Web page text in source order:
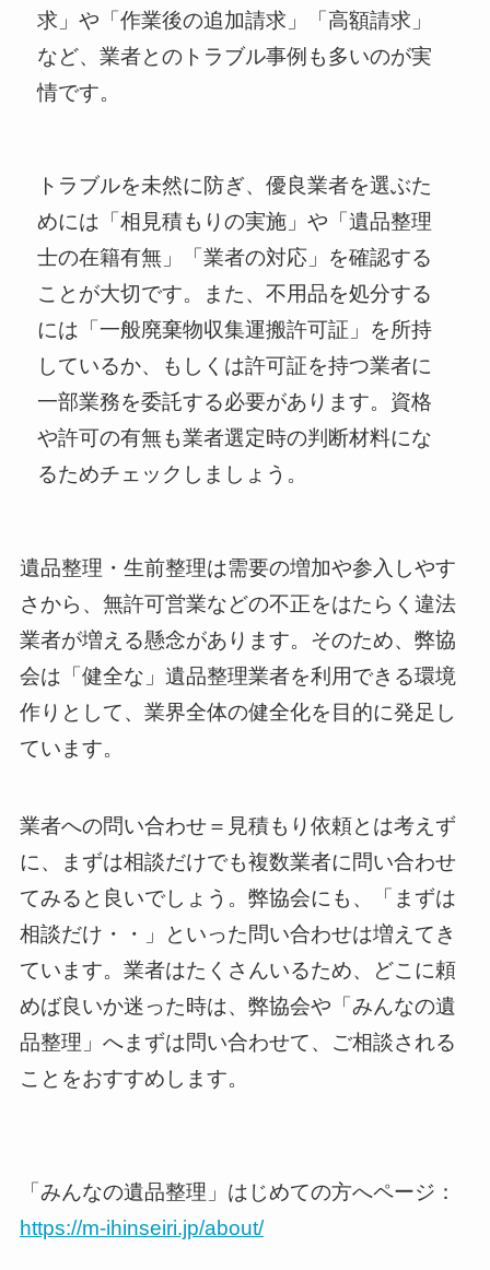
求」や「作業後の追加請求」「高額請求」
など、業者とのトラブル事例も多いのが実
情です。
トラブルを未然に防ぎ、優良業者を選ぶた
めには「相見積もりの実施」や「遺品整理
士の在籍有無」「業者の対応」を確認する
ことが大切です。また、不用品を処分する
には「一般廃棄物収集運搬許可証」を所持
しているか、もしくは許可証を持つ業者に
一部業務を委託する必要があります。資格
や許可の有無も業者選定時の判断材料にな
るためチェックしましょう。
遺品整理・生前整理は需要の増加や参入しやす
さから、無許可営業などの不正をはたらく違法
業者が増える懸念があります。そのため、弊協
会は「健全な」遺品整理業者を利用できる環境
作りとして、業界全体の健全化を目的に発足し
ています。
業者への問い合わせ＝見積もり依頼とは考えず
に、まずは相談だけでも複数業者に問い合わせ
てみると良いでしょう。弊協会にも、「まずは
相談だけ・・」といった問い合わせは増えてき
ています。業者はたくさんいるため、どこに頼
めば良いか迷った時は、弊協会や「みんなの遺
品整理」へまずは問い合わせて、ご相談される
ことをおすすめします。
「みんなの遺品整理」はじめての方へページ：
https://m-ihinseiri.jp/about/